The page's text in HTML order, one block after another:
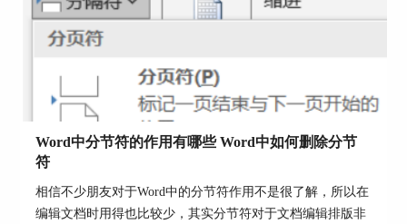
Word中分节符的作用有哪些 Word中如何删除分节
符
相信不少朋友对于Word中的分节符作用不是很了解，所以在
编辑文档时用得也比较少，其实分节符对于文档编辑排版非